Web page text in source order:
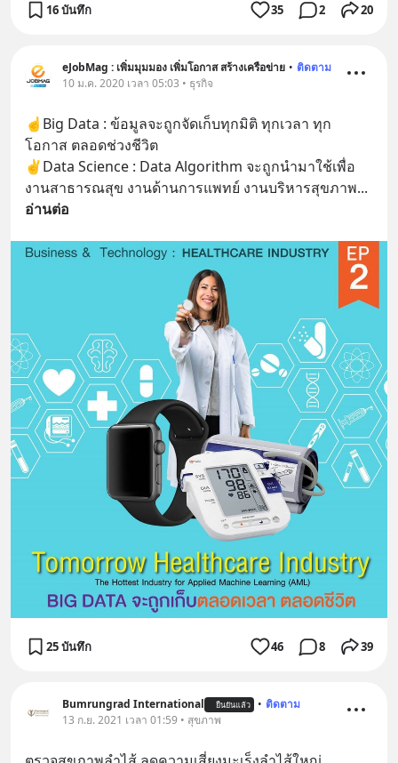
16 บันทึก 35 2 20
eJobMag : เพิ่มมุมมอง เพิ่มโอกาส สร้างเครือข่าย • ติดตาม
10 ม.ค. 2020 เวลา 05:03 • ธุรกิจ
☝️Big Data : ข้อมูลจะถูกจัดเก็บทุกมิติ ทุกเวลา ทุก
โอกาส ตลอดช่วงชีวิต
✌️Data Science : Data Algorithm จะถูกนำมาใช้เพื่อ
งานสาธารณสุข งานด้านการแพทย์ งานบริหารสุขภาพ
อ่านต่อ
25 บันทึก 46 8 39
Bumrungrad International ยืนยันแล้ว • ติดตาม
13 ก.ย. 2021 เวลา 01:59 • สุขภาพ